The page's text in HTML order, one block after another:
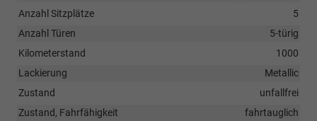
Anzahl Sitzplätze
5
Anzahl Türen
5-türig
Kilometerstand
1000
Lackierung
Metallic
Zustand
unfallfrei
Zustand, Fahrfähigkeit
fahrtauglich